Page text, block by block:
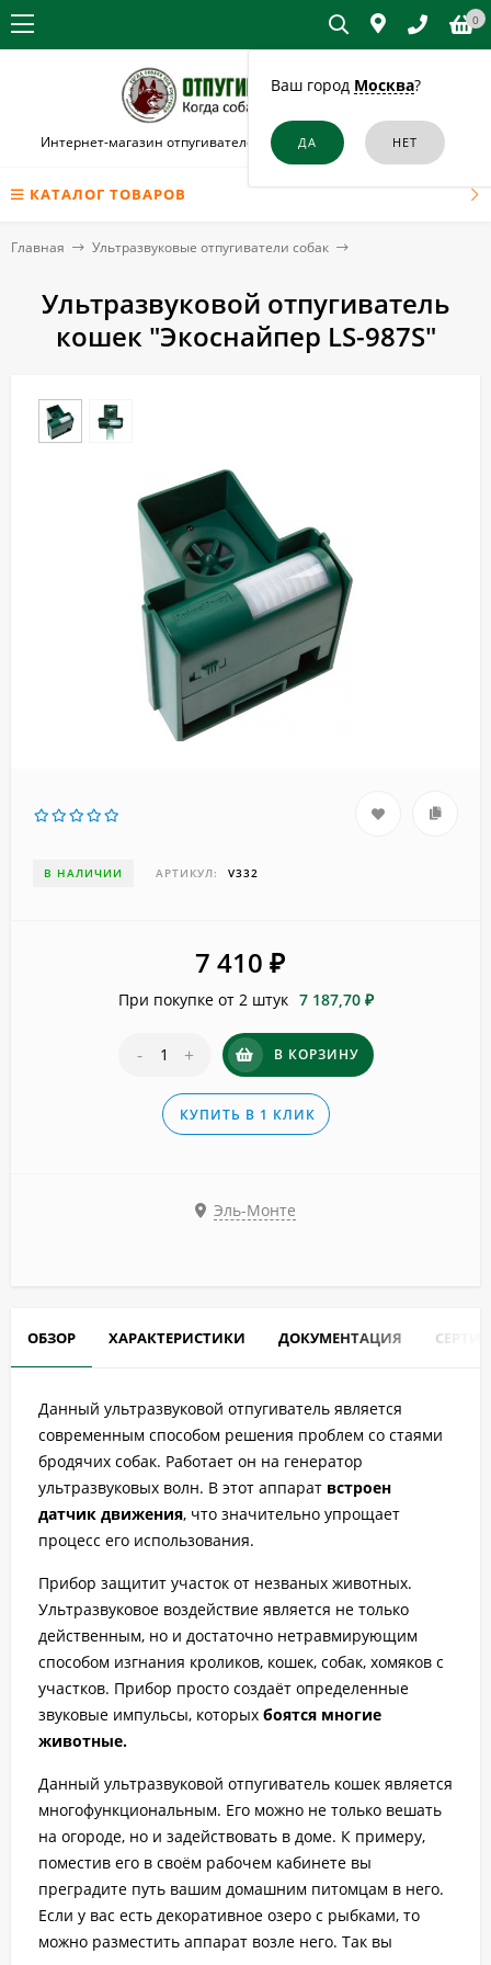
Ваш город Москва?
0
Интернет-магазин отпугивателей собак и кошек в Балабаново
КАТАЛОГ ТОВАРОВ
Главная Ультразвуковые отпугиватели собак
Ультразвуковой отпугиватель
кошек "Экоснайпер LS-987S"
В НАЛИЧИИ АРТИКУЛ: V332
7 410 ₽
При покупке от 2 штук 7 187,70 ₽
- + В КОРЗИНУ
КУПИТЬ В 1 КЛИК
Эль-Монте
ОБЗОР ХАРАКТЕРИСТИКИ ДОКУМЕНТАЦИЯ
Данный ультразвуковой отпугиватель является
современным способом решения проблем со стаями
бродячих собак. Работает он на генератор
ультразвуковых волн. В этот аппарат встроен
датчик движения, что значительно упрощает
процесс его использования.
Прибор защитит участок от незваных животных.
Ультразвуковое воздействие является не только
действенным, но и достаточно нетравмирующим
способом изгнания кроликов, кошек, собак, хомяков с
участков. Прибор просто создаёт определенные
звуковые импульсы, которых боятся многие
животные.
Данный ультразвуковой отпугиватель кошек является
многофункциональным. Его можно не только вешать
на огороде, но и задействовать в доме. К примеру,
поместив его в своём рабочем кабинете вы
преградите путь вашим домашним питомцам в него.
Если у вас есть декоративное озеро с рыбками, то
можно разместить аппарат возле него. Так вы